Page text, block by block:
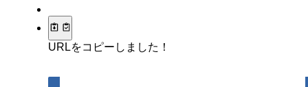
URLをコピーしました！